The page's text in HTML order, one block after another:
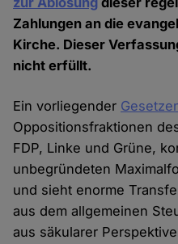
Zahlungen an die
Kirche. Dieser
nicht erfüllt.
Ein vorliegender
Oppositionsfraktionen
FDP, Linke und Grüne,
unbegründeten
und sieht enorme
aus dem allgemeinen
aus säkularer